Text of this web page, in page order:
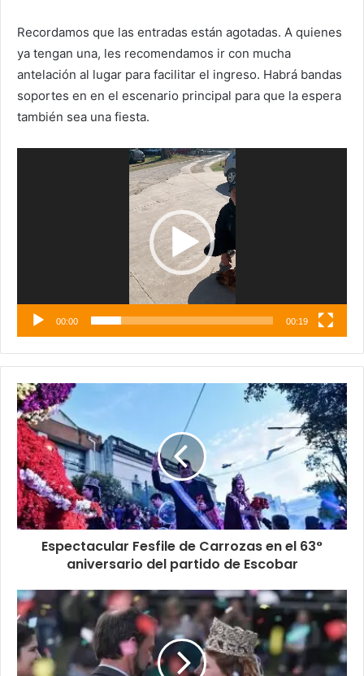
Recordamos que las entradas están agotadas. A quienes
ya tengan una, les recomendamos ir con mucha
antelación al lugar para facilitar el ingreso. Habrá bandas
soportes en en el escenario principal para que la espera
también sea una fiesta.
00:00 00:19
Espectacular Fesfile de Carrozas en el 63°
aniversario del partido de Escobar